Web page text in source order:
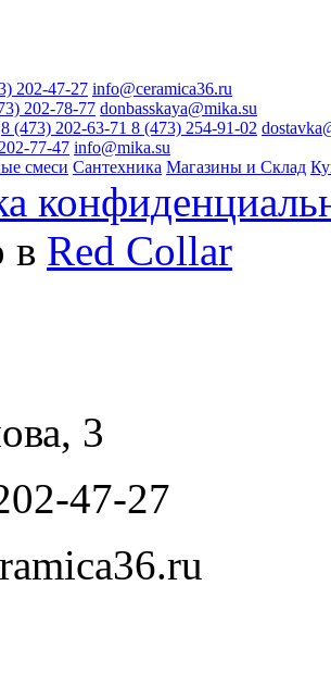
202-47-27 info@ceramica36.ru
202-78-77 donbasskaya@mika.su
8 (473) 202-63-71 8 (473) 254-91-02
77-47 info@mika.su
смеси Сантехника Магазины и Склад
в Red Collar
3
47-27